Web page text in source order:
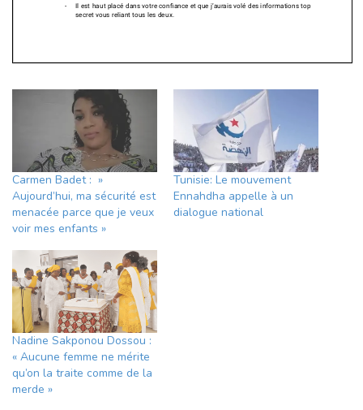
Carmen Badet : »
Aujourd’hui, ma sécurité est
menacée parce que je veux
voir mes enfants »
Tunisie: Le mouvement
Ennahdha appelle à un
dialogue national
Nadine Sakponou Dossou :
« Aucune femme ne mérite
qu’on la traite comme de la
merde »